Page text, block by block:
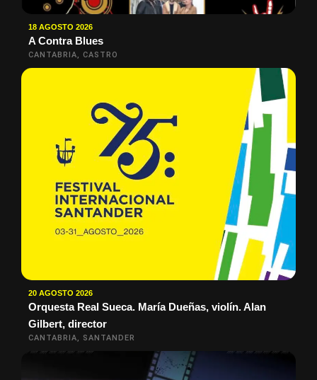
18 AGOSTO 2026
A Contra Blues
CANTABRIA, CASTRO
20 AGOSTO 2026
Orquesta Real Sueca. María Dueñas, violín. Alan
Gilbert, director
CANTABRIA, SANTANDER